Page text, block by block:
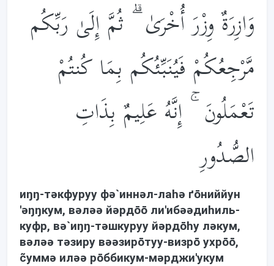
وَازِرَةٌ وِزْرَ أُخْرَىٰ ۗ ثُمَّ إِلَىٰ رَبِّكُم
مَّرْجِعُكُمْ فَيُنَبِّئُكُم بِمَا كُنتُمْ
تَعْمَلُونَ ۚ إِنَّهُ عَلِيمٌ بِذَاتِ
الصُّدُورِ
иŋŋ-тəкфуруу фə`иннəл-лаhə ґōниййун
'əŋŋкум, вəлəə йəрдōō ли'ибəəдиhиль-
куфр, вə`иŋŋ-тəшкуруу йəрдōhу лəкум,
вəлəə тəзиру вəəзирōтуу-визрō ухрōō,
c̃уммə илəə рōббикум-мəрджи'укум